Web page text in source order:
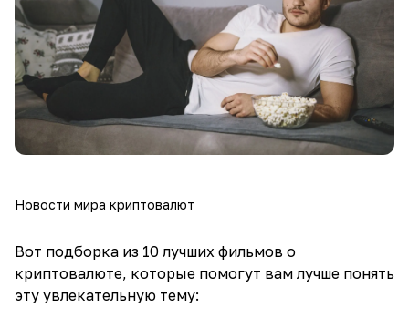
Новости мира криптовалют
Вот подборка из 10 лучших фильмов о
криптовалюте, которые помогут вам лучше понять
эту увлекательную тему: